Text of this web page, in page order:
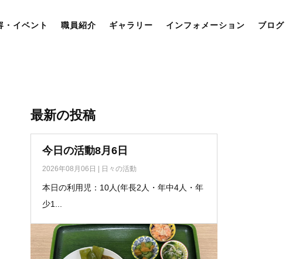
・イベント 職員紹介 ギャラリー インフォメーション ブログ
最新の投稿
今日の活動8月6日
2026年08月06日 日々の活動
本日の利用児：10人(年長2人・年中4人・年
少1...